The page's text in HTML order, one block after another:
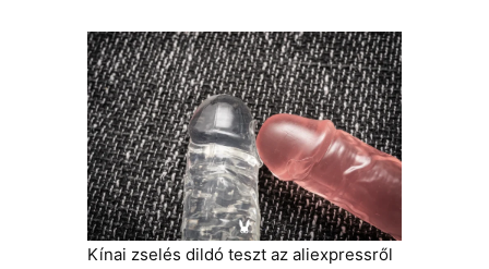
Kínai zselés dildó teszt az aliexpressről